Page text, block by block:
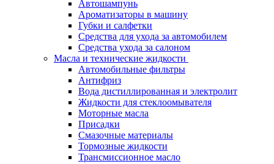
Автошампунь
Ароматизаторы в машину
Губки и салфетки
Средства для ухода за автомобилем
Средства ухода за салоном
Масла и технические жидкости
Автомобильные фильтры
Антифриз
Вода дистиллированная и электролит
Жидкости для стеклоомывателя
Моторные масла
Присадки
Смазочные материалы
Тормозные жидкости
Трансмиссионное масло